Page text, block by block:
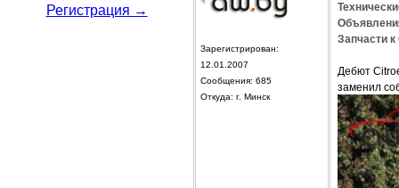
Регистрация →
Зарегистрирован:
12.01.2007
Сообщения: 685
Откуда: г. Минск
Запчасти
Дебют
заменил